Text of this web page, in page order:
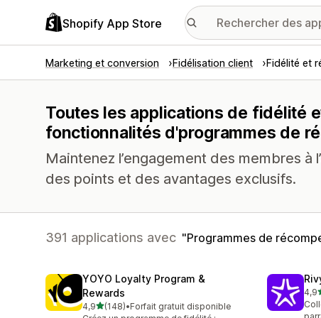
Shopify App Store
Marketing et conversion Fidélisation client Fidélité et
Toutes les applications de fidélité
fonctionnalités d'programmes de
Maintenez l’engagement des membres
des points et des avantages exclusifs.
391 applications avec Programmes de
YOYO Loyalty Program &
Rewards
4,9étoile(s) sur 5
(148)
148 avis au total
•Forfait gratuit disponible
4,9